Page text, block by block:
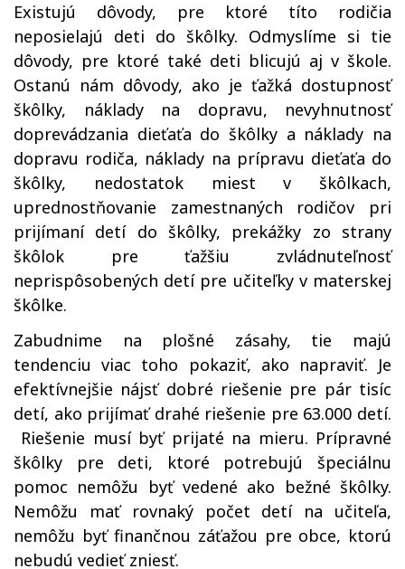
Existujú dôvody, pre ktoré títo rodičia
neposielajú deti do škôlky. Odmyslíme si tie
dôvody, pre ktoré také deti blicujú aj v škole.
Ostanú nám dôvody, ako je ťažká dostupnosť
škôlky, náklady na dopravu, nevyhnutnosť
doprevádzania dieťaťa do škôlky a náklady na
dopravu rodiča, náklady na prípravu dieťaťa do
škôlky, nedostatok miest v škôlkach,
uprednostňovanie zamestnaných rodičov pri
prijímaní detí do škôlky, prekážky zo strany
škôlok pre ťažšiu zvládnuteľnosť
neprispôsobených detí pre učiteľky v materskej
škôlke.
Zabudnime na plošné zásahy, tie majú
tendenciu viac toho pokaziť, ako napraviť. Je
efektívnejšie nájsť dobré riešenie pre pár tisíc
detí, ako prijímať drahé riešenie pre 63.000 detí.
Riešenie musí byť prijaté na mieru. Prípravné
škôlky pre deti, ktoré potrebujú špeciálnu
pomoc nemôžu byť vedené ako bežné škôlky.
Nemôžu mať rovnaký počet detí na učiteľa,
nemôžu byť finančnou záťažou pre obce, ktorú
nebudú vedieť zniesť.